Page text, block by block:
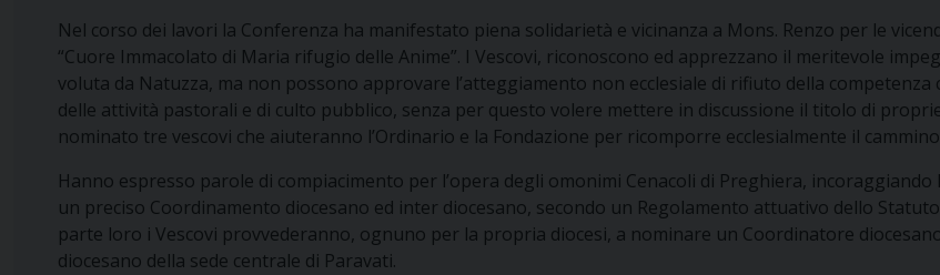
Nel corso dei lavori la Conferenza ha manifestato piena solidarietà e vicinanza a Mons. Renzo per le
“Cuore Immacolato di Maria rifugio delle Anime”. I Vescovi, riconoscono ed apprezzano il meritevole
voluta da Natuzza, ma non possono approvare l’atteggiamento non ecclesiale di rifiuto della competenza
delle attività pastorali e di culto pubblico, senza per questo volere mettere in discussione il titolo di
nominato tre vescovi che aiuteranno l’Ordinario e la Fondazione per ricomporre ecclesialmente il
Hanno espresso parole di compiacimento per l’opera degli omonimi Cenacoli di Preghiera,
un preciso Coordinamento diocesano ed inter diocesano, secondo un Regolamento attuativo dello Statuto
parte loro i Vescovi provvederanno, ognuno per la propria diocesi, a nominare un Coordinatore
diocesano della sede centrale di Paravati.